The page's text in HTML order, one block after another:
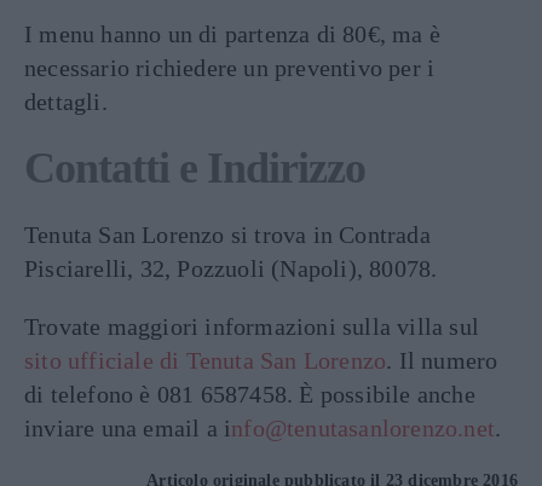
I menu hanno un di partenza di 80€, ma è
necessario richiedere un preventivo per i
dettagli.
Contatti e Indirizzo
Tenuta San Lorenzo si trova in Contrada
Pisciarelli, 32, Pozzuoli (Napoli), 80078.
Trovate maggiori informazioni sulla villa sul
sito ufficiale di Tenuta San Lorenzo. Il numero
di telefono è 081 6587458. È possibile anche
inviare una email a info@tenutasanlorenzo.net.
Articolo originale pubblicato il 23 dicembre 2016